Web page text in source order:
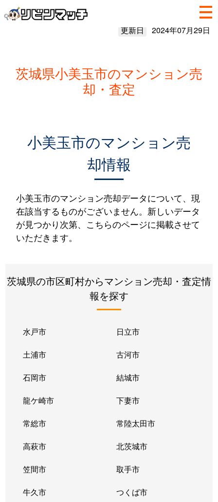
更新日 2024年07月29日
茨城県小美玉市のマンション売
却・査定
小美玉市のマンション売
却情報
小美玉市のマンション売却データについて、現
在該当するものがございません。新しいデータ
が見つかり次第、こちらのページに掲載させて
いただきます。
茨城県の市区町村からマンション売却・査定情
報を探す
水戸市 日立市
土浦市 古河市
石岡市 結城市
龍ケ崎市 下妻市
常総市 常陸太田市
高萩市 北茨城市
笠間市 取手市
牛久市 つくば市